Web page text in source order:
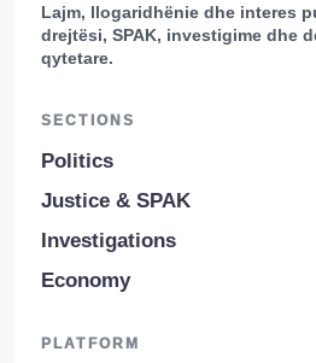
Lajm, llogaridhënie dhe interes
drejtësi, SPAK, investigime dhe
qytetare.
SECTIONS
Politics
Justice & SPAK
Investigations
Economy
PLATFORM